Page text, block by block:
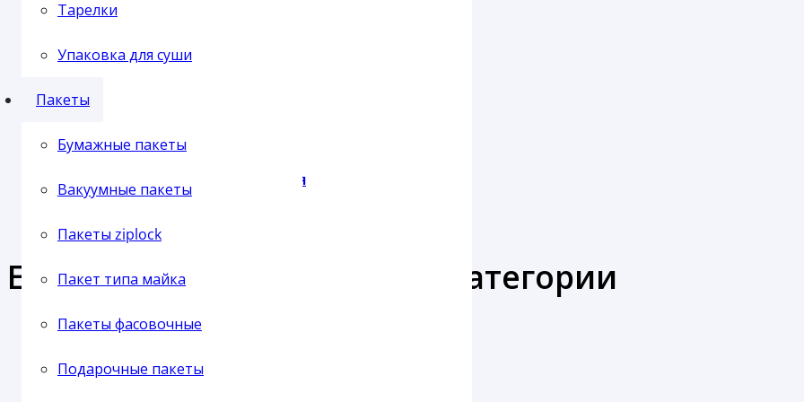
Пленка упаковочная
Пленка паллетная
Тарелки
Упаковка для суши
Пакеты
Бумажные пакеты
Вакуумные пакеты
Пакеты ziplock
Пакет типа майка
Пакеты фасовочные
Подарочные пакеты
Самовывоз с нашего склада
Еще продукция из этой же категории